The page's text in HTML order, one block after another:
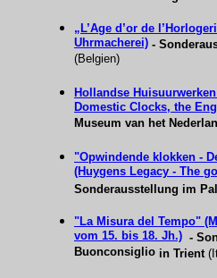
„ L’Age d’or de
Uhrmacherei) -
(Belgien)
Hollandse
Domestic Clocks, the
Museum van het
"Opwindende klokken -
(Huygens Legacy - The
Sonderausstellung im
"La Misura del Tempo"
vom 15. bis 18. Jh.) -
Buonconsiglio in Trient